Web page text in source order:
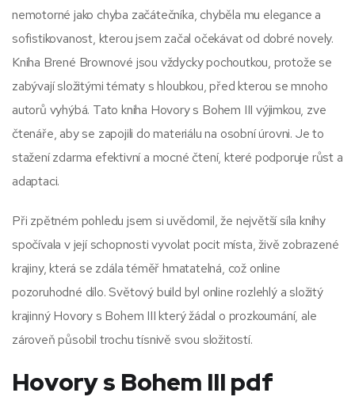
nemotorné jako chyba začátečníka, chyběla mu elegance a
sofistikovanost, kterou jsem začal očekávat od dobré novely.
Kniha Brené Brownové jsou vždycky pochoutkou, protože se
zabývají složitými tématy s hloubkou, před kterou se mnoho
autorů vyhýbá. Tato kniha Hovory s Bohem III výjimkou, zve
čtenáře, aby se zapojili do materiálu na osobní úrovni. Je to
stažení zdarma​ efektivní a mocné čtení, které podporuje růst a
adaptaci.
Při zpětném pohledu jsem si uvědomil, že největší síla knihy
spočívala v její schopnosti vyvolat pocit místa, živě zobrazené
krajiny, která se zdála téměř hmatatelná, což online
pozoruhodné dílo. Světový build byl online rozlehlý a složitý
krajinný Hovory s Bohem III který žádal o prozkoumání, ale
zároveň působil trochu tísnivě svou složitostí.
Hovory s Bohem III pdf